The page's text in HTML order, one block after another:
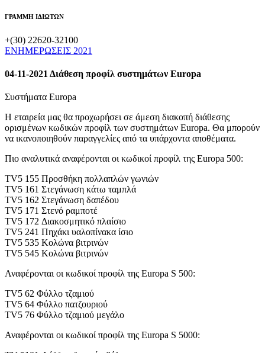
ΓΡΑΜΜΗ ΙΔΙΩΤΩΝ
+(30) 22620-32100
ΕΝΗΜΕΡΩΣΕΙΣ 2021
04-11-2021 Διάθεση προφίλ συστημάτων Europa
Συστήματα Europa
Η εταιρεία μας θα προχωρήσει σε άμεση διακοπή διάθεσης
ορισμένων κωδικών προφίλ των συστημάτων Europa. Θα μπορούν
να ικανοποιηθούν παραγγελίες από τα υπάρχοντα αποθέματα.
Πιο αναλυτικά αναφέρονται οι κωδικοί προφίλ της Europa 500:
ΤV5 155 Προσθήκη πολλαπλών γωνιών
ΤV5 161 Στεγάνωση κάτω ταμπλά
ΤV5 162 Στεγάνωση δαπέδου
ΤV5 171 Στενό ραμποτέ
ΤV5 172 Διακοσμητικό πλαίσιο
ΤV5 241 Πηχάκι υαλοπίνακα ίσιο
ΤV5 535 Κολώνα βιτρινών
ΤV5 545 Κολώνα βιτρινών
Αναφέρονται οι κωδικοί προφίλ της Europa S 500:
ΤV5 62 Φύλλο τζαμιού
ΤV5 64 Φύλλο πατζουριού
ΤV5 76 Φύλλο τζαμιού μεγάλο
Αναφέρονται οι κωδικοί προφίλ της Europa S 5000: